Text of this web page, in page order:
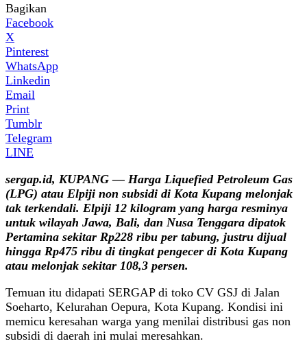
Bagikan
Facebook
X
Pinterest
WhatsApp
Linkedin
Email
Print
Tumblr
Telegram
LINE
sergap.id, KUPANG — Harga Liquefied Petroleum Gas
(LPG) atau Elpiji non subsidi di Kota Kupang melonjak
tak terkendali. Elpiji 12 kilogram yang harga resminya
untuk wilayah Jawa, Bali, dan Nusa Tenggara dipatok
Pertamina sekitar Rp228 ribu per tabung, justru dijual
hingga Rp475 ribu di tingkat pengecer di Kota Kupang
atau melonjak sekitar 108,3 persen.
Temuan itu didapati SERGAP di toko CV GSJ di Jalan
Soeharto, Kelurahan Oepura, Kota Kupang. Kondisi ini
memicu keresahan warga yang menilai distribusi gas non
subsidi di daerah ini mulai meresahkan.